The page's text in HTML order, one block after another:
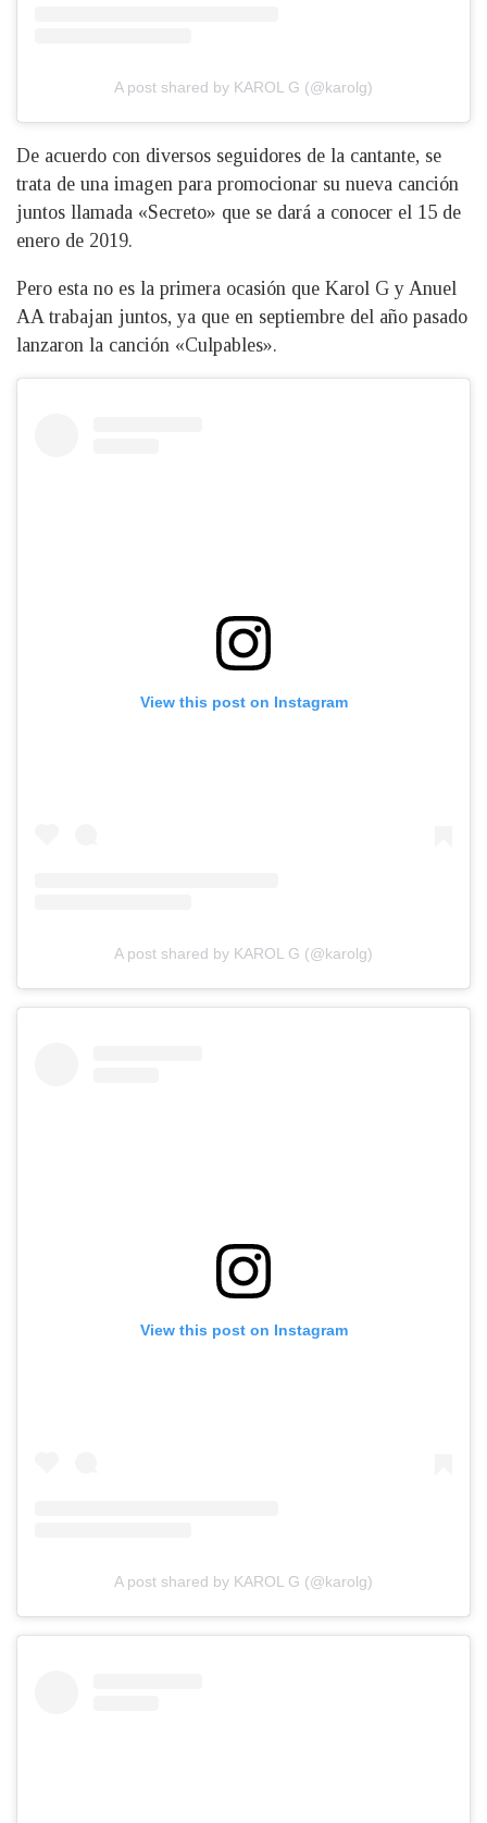
A post shared by KAROL G (@karolg)
De acuerdo con diversos seguidores de la cantante, se
trata de una imagen para promocionar su nueva canción
juntos llamada «Secreto» que se dará a conocer el 15 de
enero de 2019.
Pero esta no es la primera ocasión que Karol G y Anuel
AA trabajan juntos, ya que en septiembre del año pasado
lanzaron la canción «Culpables».
View this post on Instagram
A post shared by KAROL G (@karolg)
View this post on Instagram
A post shared by KAROL G (@karolg)